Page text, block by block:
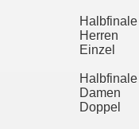
Halbfinale
Herren
Einzel
Halbfinale
Damen
Doppel